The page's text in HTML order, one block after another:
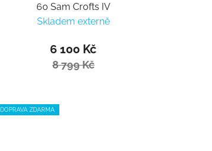
60 Sam Crofts IV
Skladem externě
6 100 Kč
8 799 Kč
DOPRAVA ZDARMA